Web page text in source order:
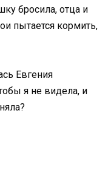
бросила, отца и
пытается кормить,
Евгения
я не видела, и